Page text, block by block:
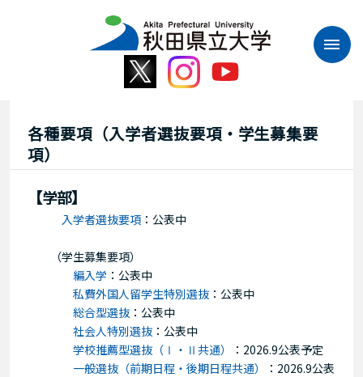
各種要項（入学者選抜要項・学生募集要
項）
【学部】
入学者選抜要項 ： 公表中
（学生募集要項）
編入学 ：公表中
私費外国人留学生特別選抜：公表中
総合型選抜： 公表中
社会人特別選抜： 公表中
学校推薦型選抜（Ⅰ・Ⅱ共通）
： 2026.9公表予定
一般選抜（前期日程・後期日程共通）
： 2026.9公表